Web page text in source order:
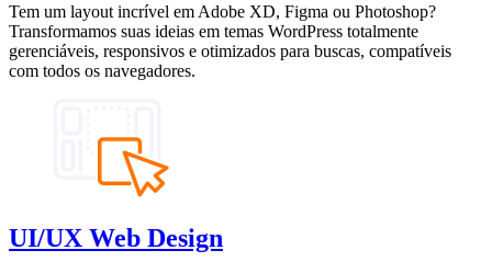
Tem um layout incrível em Adobe XD, Figma ou Photoshop?
Transformamos suas ideias em temas WordPress totalmente
gerenciáveis, responsivos e otimizados para buscas, compatíveis
com todos os navegadores.
UI/UX Web Design